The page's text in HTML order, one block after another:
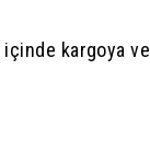
içinde kargoya